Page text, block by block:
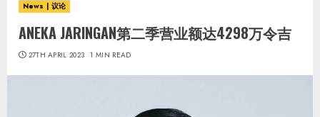
News | 议论
ANEKA JARINGAN第二季营业额达4298万令吉
27TH APRIL 2023 1 MIN READ